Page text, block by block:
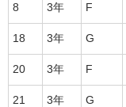
8 3年 F
18 3年 G
20 3年 F
21 3年 G